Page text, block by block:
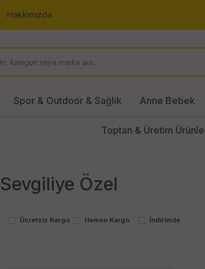
Hakkımızda
Spor & Outdoor & Sağlık Anne Bebek
Toptan & Üretim
Sevgiliye Özel
Ücretsiz Kargo Hemen Kargo İndirimde